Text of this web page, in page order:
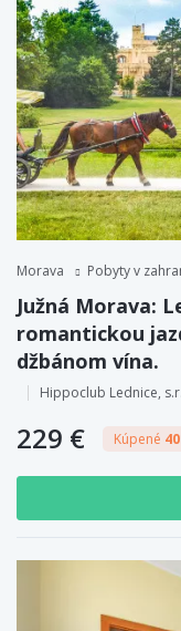
Morava Pobyty v
Južná Morava:
romantickou
džbánom vína.
Hippoclub Lednice,
229 € Kúpené